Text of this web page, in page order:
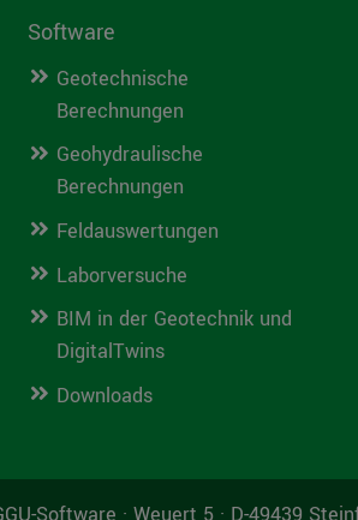
Software
Geotechnische
Berechnungen
Geohydraulische
Berechnungen
Feldauswertungen
Laborversuche
BIM in der Geotechnik und
DigitalTwins
Downloads